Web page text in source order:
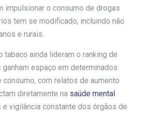
impulsionar o consumo de drogas
tem se modificado, incluindo não
e rurais.
ainda lideram o ranking de
espaço em determinados
com relatos de aumento
diretamente na saúde mental
vigilância constante dos órgãos de